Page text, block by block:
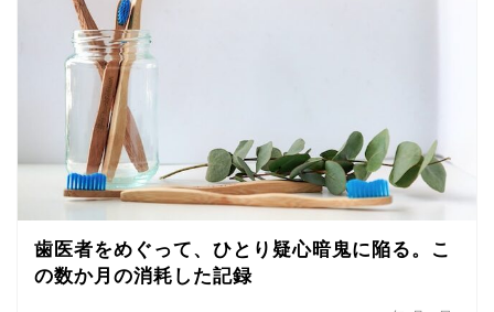
歯医者をめぐって、ひとり疑心暗鬼に陥る。こ
の数か月の消耗した記録